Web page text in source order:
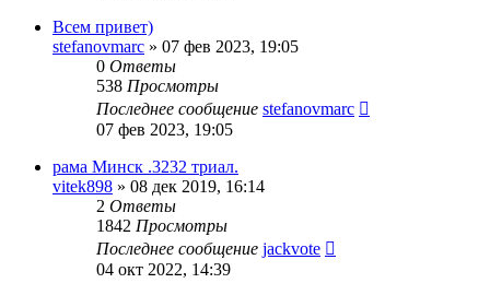
Всем привет)
stefanovmarc » 07 фев 2023, 19:05
0 Ответы
538 Просмотры
Последнее сообщение stefanovmarc
07 фев 2023, 19:05
рама Минск .3232 триал.
vitek898 » 08 дек 2019, 16:14
2 Ответы
1842 Просмотры
Последнее сообщение jackvote
04 окт 2022, 14:39